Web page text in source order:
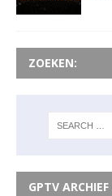
ZOEKEN:
GPTV